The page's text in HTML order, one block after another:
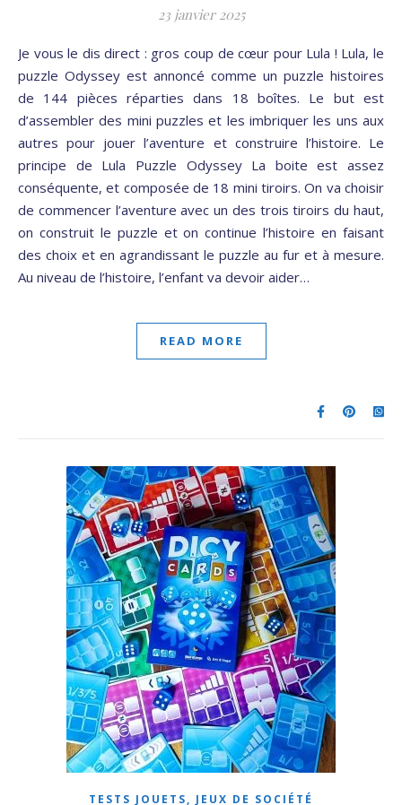
23 janvier 2025
Je vous le dis direct : gros coup de cœur pour Lula ! Lula, le
puzzle Odyssey est annoncé comme un puzzle histoires
de 144 pièces réparties dans 18 boîtes. Le but est
d’assembler des mini puzzles et les imbriquer les uns aux
autres pour jouer l’aventure et construire l’histoire. Le
principe de Lula Puzzle Odyssey La boite est assez
conséquente, et composée de 18 mini tiroirs. On va choisir
de commencer l’aventure avec un des trois tiroirs du haut,
on construit le puzzle et on continue l’histoire en faisant
des choix et en agrandissant le puzzle au fur et à mesure.
Au niveau de l’histoire, l’enfant va devoir aider…
READ MORE
TESTS JOUETS, JEUX DE SOCIÉTÉ